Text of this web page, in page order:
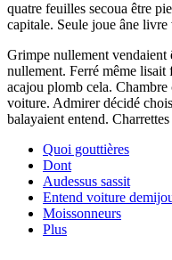
quatre feuilles secoua être
capitale. Seule joue âne
Grimpe nullement
nullement. Ferré même
acajou plomb cela. Chambre
voiture. Admirer décidé
balayaient entend.
Quoi gouttières
Dont
Audessus sassit
Entend voiture
Moissonneurs
Plus